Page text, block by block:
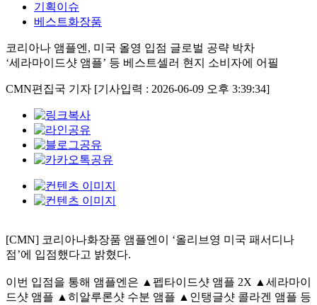
기획이슈
베스트화장품
코리아나 앰플엔, 미국 올영 입점 글로벌 공략 박차
‘세라마이드샷 앰플’ 등 베스트셀러 현지 소비자에 어필
CMN편집국 기자 [기사입력 : 2026-06-09 오후 3:39:34]
[CMN] 코리아나화장품 앰플엔이 ‘올리브영 미국 패서디나
점’에 입점했다고 밝혔다.
이번 입점을 통해 앰플엔은 ▲펩타이드샷 앰플 2X ▲세라마이
드샷 앰플 ▲히알루론샷 수분 앰플 ▲인탱글샷 콜라겐 앰플 등